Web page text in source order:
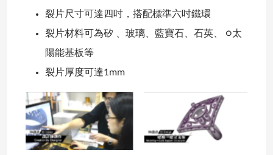
裂片尺寸可達四吋，搭配標準六吋鐵環
裂片材料可為矽 、玻璃、藍寶石、石英、 ○太
陽能基板等
裂片厚度可達1mm